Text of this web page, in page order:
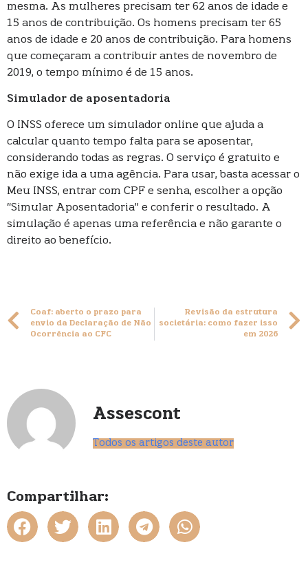
mesma. As mulheres precisam ter 62 anos de idade e
15 anos de contribuição. Os homens precisam ter 65
anos de idade e 20 anos de contribuição. Para homens
que começaram a contribuir antes de novembro de
2019, o tempo mínimo é de 15 anos.
Simulador de aposentadoria
O INSS oferece um simulador online que ajuda a
calcular quanto tempo falta para se aposentar,
considerando todas as regras. O serviço é gratuito e
não exige ida a uma agência. Para usar, basta acessar o
Meu INSS, entrar com CPF e senha, escolher a opção
“Simular Aposentadoria” e conferir o resultado. A
simulação é apenas uma referência e não garante o
direito ao benefício.
Coaf: aberto o prazo para
envio da Declaração de Não
Ocorrência ao CFC
Revisão da estrutura
societária: como fazer isso
em 2026
Assescont
Todos os artigos deste autor
Compartilhar: